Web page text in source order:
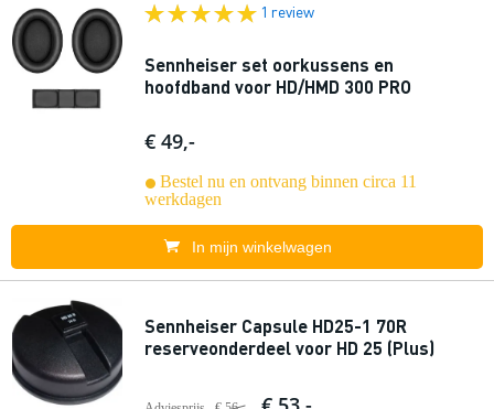
1 review
Sennheiser set oorkussens en
hoofdband voor HD/HMD 300 PRO
€ 49,-
Bestel nu en ontvang binnen circa 11
werkdagen
In mijn winkelwagen
Sennheiser Capsule HD25-1 70R
reserveonderdeel voor HD 25 (Plus)